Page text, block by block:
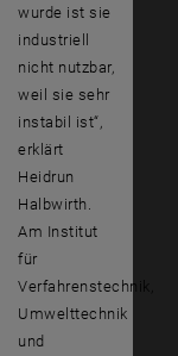
wurde ist sie
industriell
nicht nutzbar,
weil sie sehr
instabil ist“,
erklärt
Heidrun
Halbwirth.
Am Institut
für
Verfahrenstechnik,
Umwelttechnik
und